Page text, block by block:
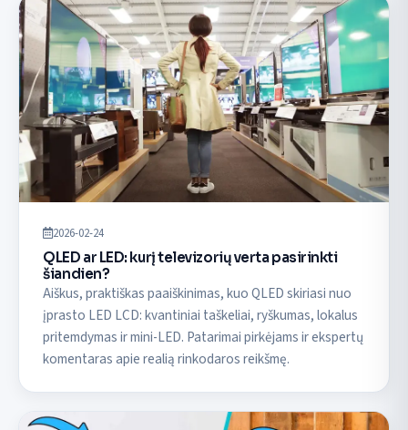
2026-02-24
QLED ar LED: kurį televizorių verta pasirinkti
šiandien?
Aiškus, praktiškas paaiškinimas, kuo QLED skiriasi nuo
įprasto LED LCD: kvantiniai taškeliai, ryškumas, lokalus
pritemdymas ir mini-LED. Patarimai pirkėjams ir ekspertų
komentaras apie realią rinkodaros reikšmę.